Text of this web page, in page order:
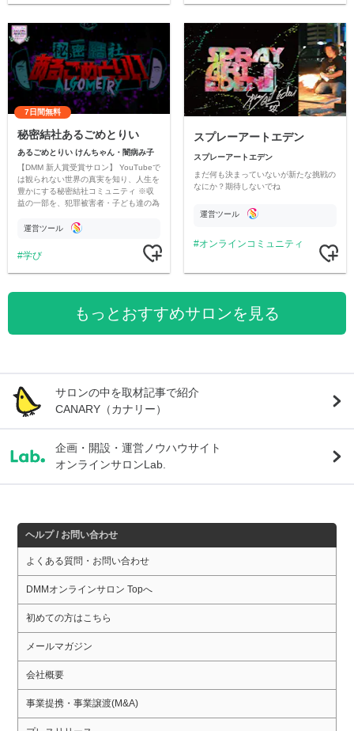
7日間無料
秘密結社あるごめとりい
あるごめとりい けんちゃん・闇病み子
【DMM 新人賞受賞サロン】 YouTubeで
は観られない世界の真実を知り、人生を
豊かにする秘密結社コミュニティ ※収
益の一部を、犯罪被害者・子ども達の為
す運営ツール
学び
スプレーアートエデン
スプレーアートエデン
まだ何も決まっていないが新たな挑戦の
なにか？期待しないでね
運営ツール
オンラインコミュニティ
もっとおすすめサロンを見る
サロンの中を取材記事で紹介
CANARY（カナリー）
企画・開設・運営ノウハウサイト
オンラインサロンLab.
ヘルプ / お問い合わせ
よくある質問・お問い合わせ
DMMオンラインサロン Topへ
初めての方はこちら
メールマガジン
会社概要
事業提携・事業譲渡(M&A)